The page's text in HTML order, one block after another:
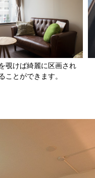
覗けば綺麗に区画され
ことができます。